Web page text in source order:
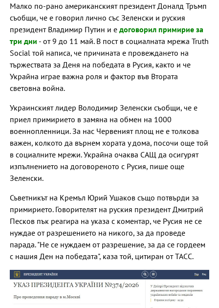
Малко по-рано американският президент Доналд Тръмп
съобщи, че е говорил лично със Зеленски и руския
президент Владимир Путин и е договорил примирие за
три дни - от 9 до 11 май. В пост в социалната мрежа Truth
Social той написа, че причината е провеждането на
тържествата за Деня на победата в Русия, както и че
Украйна играе важна роля и фактор във Втората
световна война.
Украинският лидер Володимир Зеленски съобщи, че е
приел примирието в замяна на обмен на 1000
военнопленници. За нас Червеният площ не е толкова
важен, колкото да върнем хората у дома, посочи още той
в социалните мрежи. Украйна очаква САЩ да осигурят
изпълнението на договореното с Русия, пише още
Зеленски.
Съветникът на Кремъл Юрий Ушаков също потвърди за
примирието. Говорителят на руския президент Дмитрий
Песков пък реагира на указа с коментар, че Русия не се
нуждае от разрешението на никого, за да проведе
парада. "Не се нуждаем от разрешение, за да се гордеем
с нашия Ден на победата", каза той, цитиран от ТАСС.